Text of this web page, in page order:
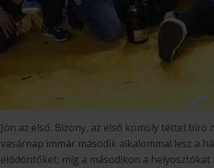
Jön az első. Bizony, az első komoly téttel
vasárnap immár második alkalommal lesz a
elődöntőket, míg a másodikon a helyosztókat